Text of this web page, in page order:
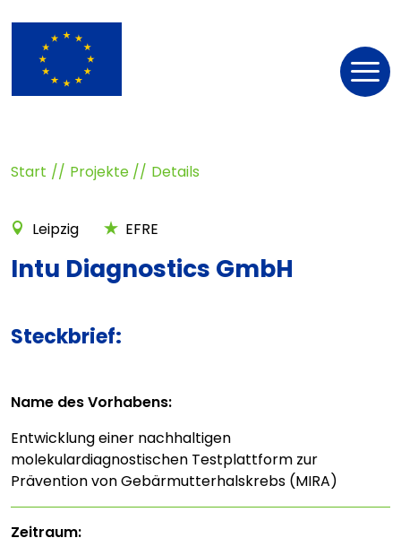
Start Projekte Details
Leipzig EFRE
Intu Diagnostics GmbH
Steckbrief:
Name des Vorhabens:
Entwicklung einer nachhaltigen
molekulardiagnostischen Testplattform zur
Prävention von Gebärmutterhalskrebs (MIRA)
Zeitraum: